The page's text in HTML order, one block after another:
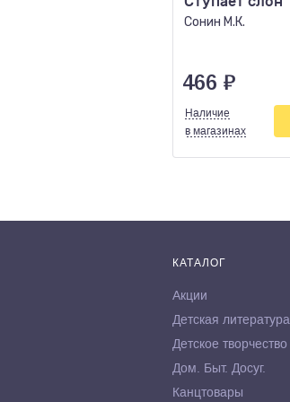
Сонин М.К.
466 ₽
Наличие
в магазинах
КАТАЛОГ
Акции
Детская литература
Детское творчество
Дом. Быт. Досуг.
Канцтовары